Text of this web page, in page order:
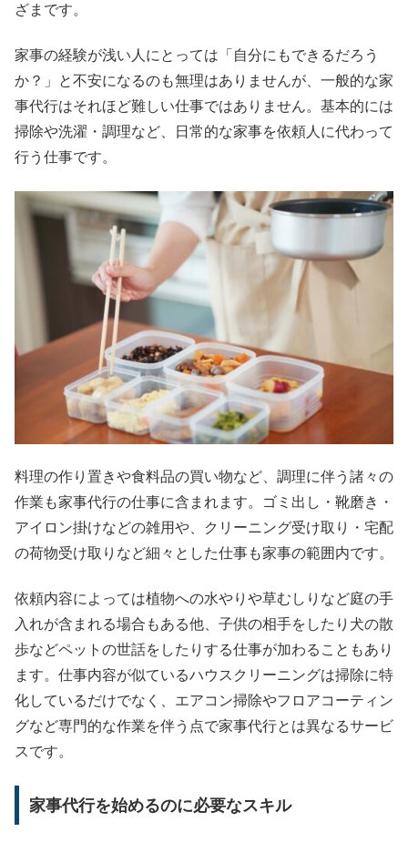
ざまです。
家事の経験が浅い人にとっては「自分にもできるだろう
か？」と不安になるのも無理はありませんが、一般的な家
事代行はそれほど難しい仕事ではありません。基本的には
掃除や洗濯・調理など、日常的な家事を依頼人に代わって
行う仕事です。
料理の作り置きや食料品の買い物など、調理に伴う諸々の
作業も家事代行の仕事に含まれます。ゴミ出し・靴磨き・
アイロン掛けなどの雑用や、クリーニング受け取り・宅配
の荷物受け取りなど細々とした仕事も家事の範囲内です。
依頼内容によっては植物への水やりや草むしりなど庭の手
入れが含まれる場合もある他、子供の相手をしたり犬の散
歩などペットの世話をしたりする仕事が加わることもあり
ます。仕事内容が似ているハウスクリーニングは掃除に特
化しているだけでなく、エアコン掃除やフロアコーティン
グなど専門的な作業を伴う点で家事代行とは異なるサービ
スです。
家事代行を始めるのに必要なスキル